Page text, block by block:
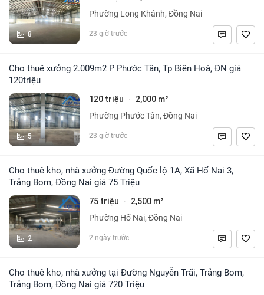
8
Phường Long Khánh, Đồng Nai
23 giờ trước
Cho thuê xưởng 2.009m2 P Phước Tân, Tp Biên Hoà, ĐN giá
120triệu
5
120 triệu · 2,000 m²
Phường Phước Tân, Đồng Nai
23 giờ trước
Cho thuê kho, nhà xưởng Đường Quốc lộ 1A, Xã Hố Nai 3,
Trảng Bom, Đồng Nai giá 75 Triệu
2
75 triệu · 2,500 m²
Phường Hố Nai, Đồng Nai
2 ngày trước
Cho thuê kho, nhà xưởng tại Đường Nguyễn Trãi, Trảng Bom,
Trảng Bom, Đồng Nai giá 720 Triệu